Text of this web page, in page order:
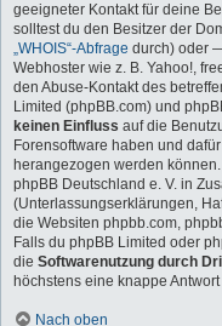
geeigneter Kontakt für deine
solltest du den Besitzer der
„WHOIS“-Abfrage durch) oder
Webhoster wie z. B. Yahoo!,
den Abuse-Kontakt des
Limited (phpBB.com) und
keinen Einfluss auf die
Forensoftware haben und
herangezogen werden
phpBB Deutschland e. V. in
(Unterlassungserklärungen,
die Websiten phpbb.com,
Falls du phpBB Limited oder
die Softwarenutzung durch
höchstens eine knappe
Nach oben